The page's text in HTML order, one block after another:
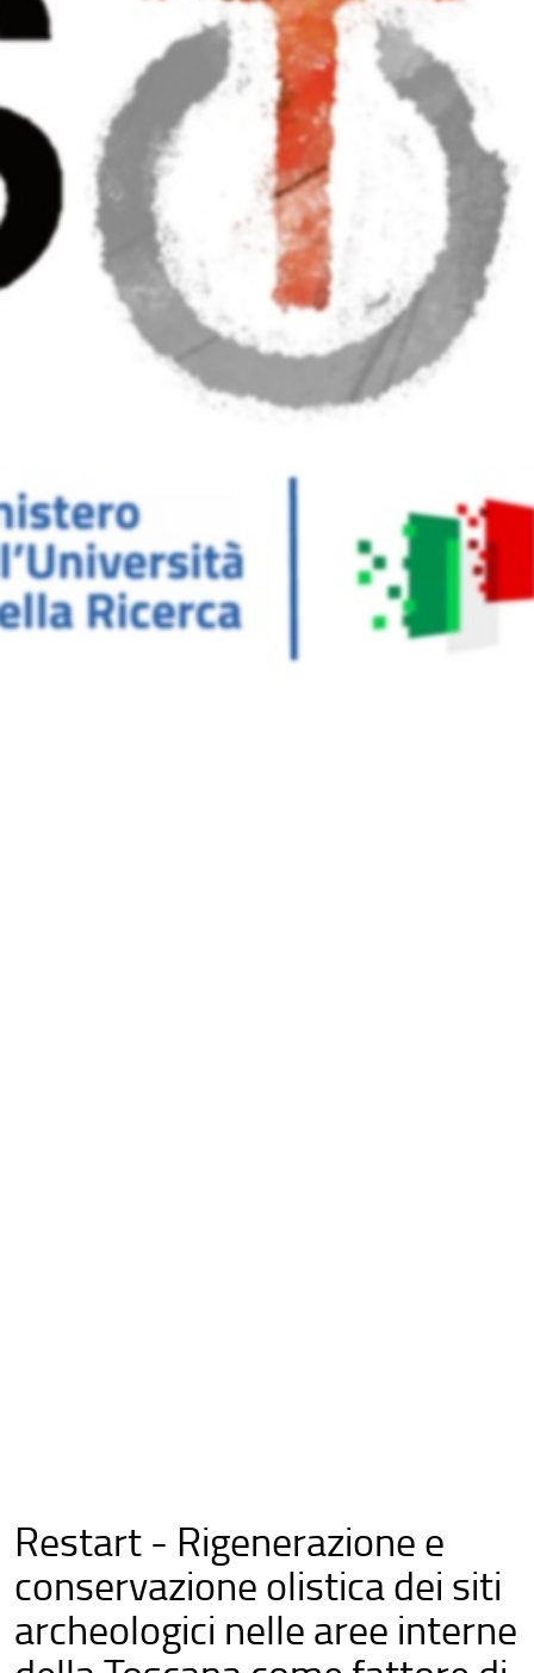
Restart - Rigenerazione e
conservazione olistica dei siti
archeologici nelle aree interne